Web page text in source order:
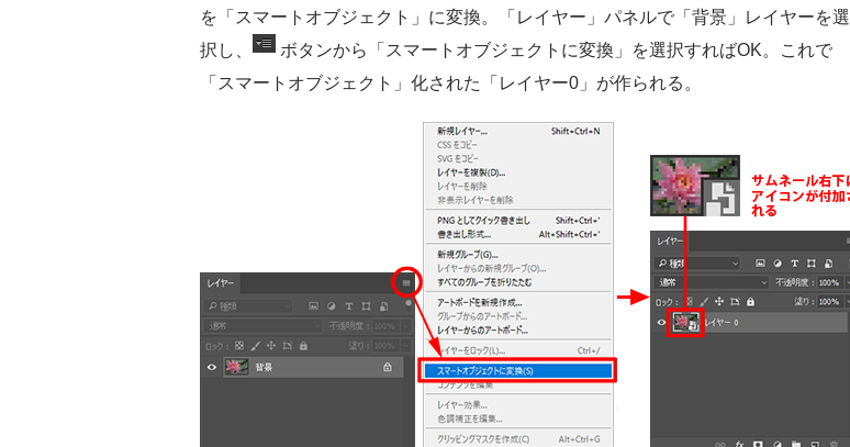
を「スマートオブジェクト」に変換。「レイヤー」パネルで「背景」レイヤーを選
択し、
ボタンから「スマートオブジェクトに変換」を選択すればOK。これで
「スマートオブジェクト」化された「レイヤー0」が作られる。